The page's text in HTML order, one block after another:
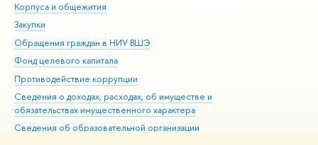
Корпуса и общежития
Закупки
Обращения граждан в НИУ ВШЭ
Фонд целевого капитала
Противодействие коррупции
Сведения о доходах, расходах, об имуществе и
обязательствах имущественного характера
Сведения об образовательной организации